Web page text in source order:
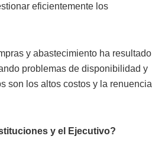
eficientemente los
y abastecimiento ha resultado
problemas de disponibilidad y
son los altos costos y la renuencia
y el Ejecutivo?